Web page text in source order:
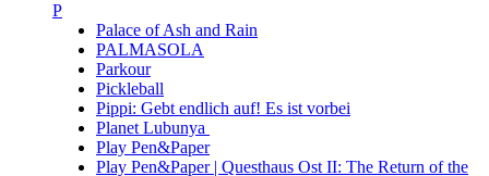
P
Palace of Ash and Rain
PALMASOLA
Parkour
Pickleball
Pippi: Gebt endlich auf! Es ist vorbei
Planet Lubunya
Play Pen&Paper
Play Pen&Paper | Questhaus Ost II: The Return of the